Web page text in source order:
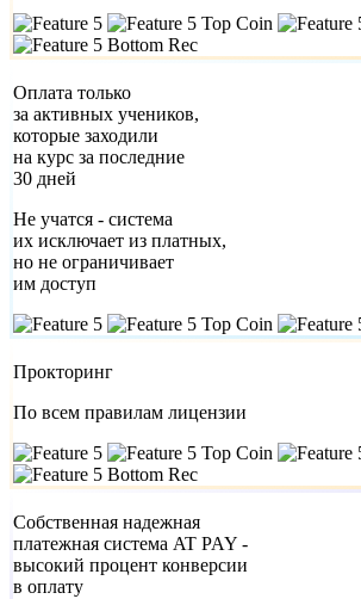
Оплата только
за активных учеников,
которые заходили
на курс за последние
30 дней
Не учатся - система
их исключает из платных,
но не ограничивает
им доступ
Прокторинг
По всем правилам лицензии
Собственная надежная
платежная система AT PAY -
высокий процент конверсии
в оплату